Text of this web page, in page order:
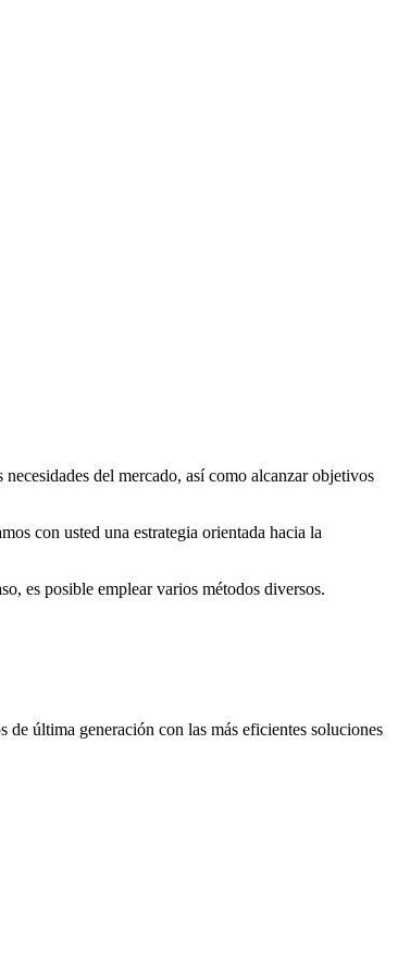
del mercado, así como alcanzar objetivos
con usted una estrategia orientada hacia la
es posible emplear varios métodos diversos.
última generación con las más eficientes soluciones